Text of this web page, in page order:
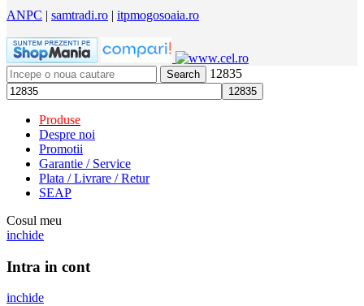
ANPC | samtradi.ro | itpmogosoaia.ro
Search 12835
Produse
Despre noi
Promotii
Garantie / Service
Plata / Livrare / Retur
SEAP
Cosul meu
inchide
Intra in cont
inchide